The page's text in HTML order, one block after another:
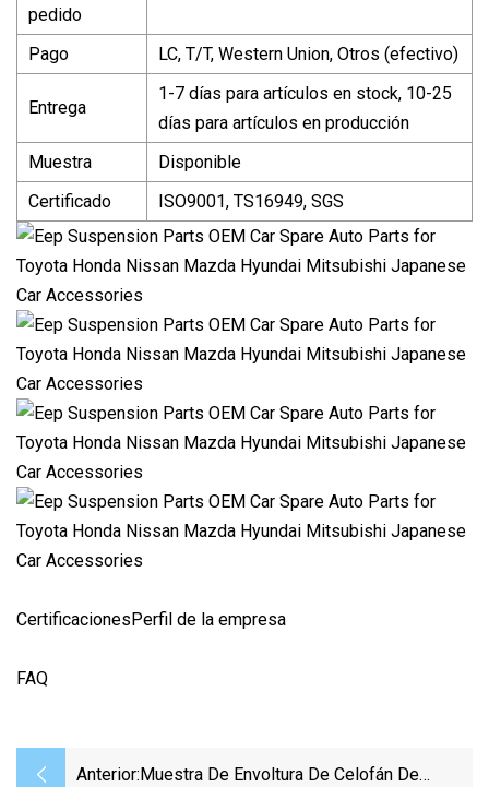
pedido
Pago
LC, T/T, Western Union, Otros (efectivo)
Entrega
1-7 días para artículos en stock, 10-25
días para artículos en producción
Muestra
Disponible
Certificado
ISO9001, TS16949, SGS
CertificacionesPerfil de la empresa
FAQ
Anterior:Muestra De Envoltura De Celofán De